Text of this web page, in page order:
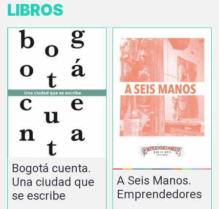
LIBROS
Bogotá cuenta.
Una ciudad que
se escribe
A Seis Manos.
Emprendedores